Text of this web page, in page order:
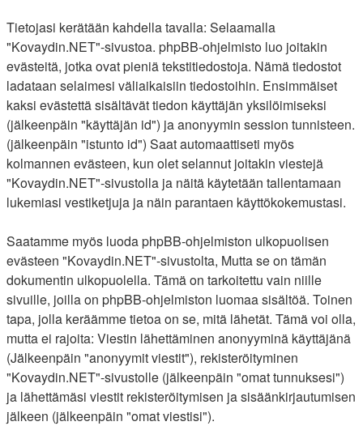
Tietojasi kerätään kahdella tavalla: Selaamalla
"Kovaydin.NET"-sivustoa. phpBB-ohjelmisto luo joitakin
evästeitä, jotka ovat pieniä tekstitiedostoja. Nämä tiedostot
ladataan selaimesi väliaikaisiin tiedostoihin. Ensimmäiset
kaksi evästettä sisältävät tiedon käyttäjän yksilöimiseksi
(jälkeenpäin "käyttäjän id") ja anonyymin session tunnisteen.
(jälkeenpäin "istunto id") Saat automaattiseti myös
kolmannen evästeen, kun olet selannut joitakin viestejä
"Kovaydin.NET"-sivustolla ja näitä käytetään tallentamaan
lukemiasi vestiketjuja ja näin parantaen käyttökokemustasi.
Saatamme myös luoda phpBB-ohjelmiston ulkopuolisen
evästeen "Kovaydin.NET"-sivustolta, Mutta se on tämän
dokumentin ulkopuolella. Tämä on tarkoitettu vain niille
sivuille, joilla on phpBB-ohjelmiston luomaa sisältöä. Toinen
tapa, jolla keräämme tietoa on se, mitä lähetät. Tämä voi olla,
mutta ei rajoita: Viestin lähettäminen anonyyminä käyttäjänä
(Jälkeenpäin "anonyymit viestit"), rekisteröityminen
"Kovaydin.NET"-sivustolle (jälkeenpäin "omat tunnuksesi")
ja lähettämäsi viestit rekisteröitymisen ja sisäänkirjautumisen
jälkeen (jälkeenpäin "omat viestisi").